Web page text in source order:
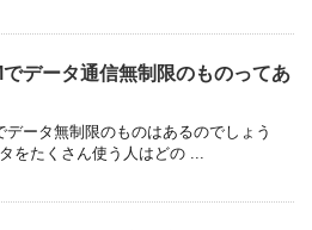
データ通信無制限のものってあ
データ無制限のものはあるのでしょう
をたくさん使う人はどの ...